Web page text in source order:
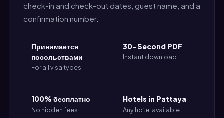
check-in and check-out dates, guest name, and a
confirmation number.
Принимается
посольствами
For all visa types
30-Second PDF
Instant download
100% бесплатно
No hidden fees
Hotels in Pattaya
Any hotel available